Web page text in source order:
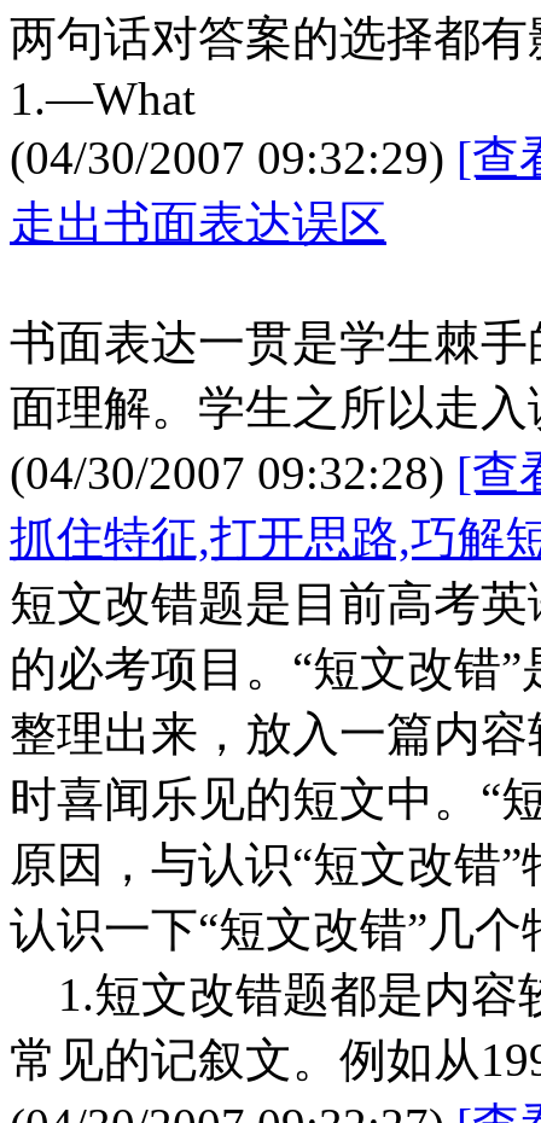
两句话对答案的选择都
1.—What
(04/30/2007 09:32:29) [查
走出书面表达误区
书面表达一贯是学生棘
面理解。学生之所以走
(04/30/2007 09:32:28) [查
抓住特征,打开思路,巧解
短文改错题是目前高考
的必考项目。“短文改错
整理出来，放入一篇内
时喜闻乐见的短文中。“
原因，与认识“短文改错
认识一下“短文改错”几
1.短文改错题都是内容
常见的记叙文。例如从